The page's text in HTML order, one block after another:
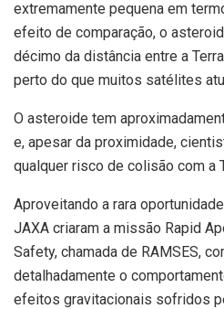
extremamente pequena em
efeito de comparação, o
décimo da distância entre a
perto do que muitos satélites
O asteroide tem
e, apesar da proximidade,
qualquer risco de colisão com a
Aproveitando a rara
JAXA criaram a missão Rapid
Safety, chamada de RAMSES,
detalhadamente o
efeitos gravitacionais sofridos